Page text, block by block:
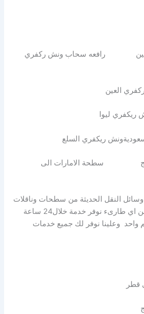
رافعه سحاب ونش ركفري
العين
ريكفري ليوا
ريكفري السلع
سطحة الامارات الى
وسائل النقل الحديثة من سطحات وناقلات
مجهزة ومومنة شاملة من اي طارىء نوفر خدمة خلال24 ساعة
وعلينا نوفر لك جميع خدمات
قطر